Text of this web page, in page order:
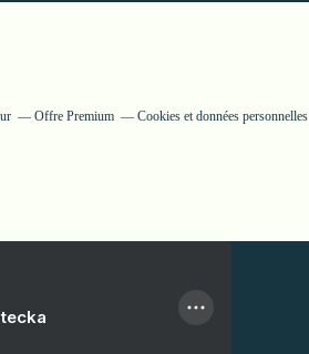
Offre Premium Cookies et données personnelles